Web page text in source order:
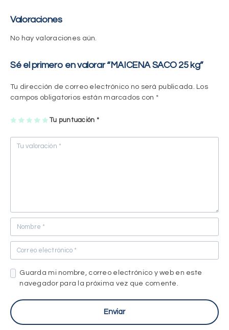
Valoraciones
No hay valoraciones aún.
Sé el primero en valorar “MAICENA SACO 25 kg”
Tu dirección de correo electrónico no será publicada. Los
campos obligatorios están marcados con *
Tu puntuación *
1 2 3 4 5
Guarda mi nombre, correo electrónico y web en este
navegador para la próxima vez que comente.